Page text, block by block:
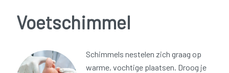
Voetschimmel
Schimmels nestelen zich graag op
warme, vochtige plaatsen. Droog je